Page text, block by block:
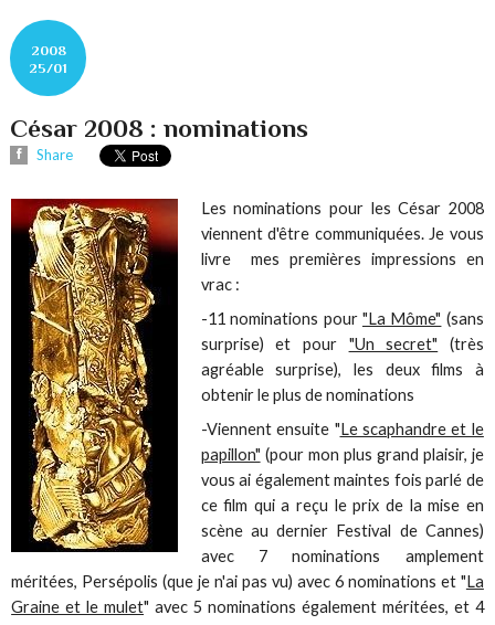
2008
25/01
César 2008 : nominations
Share
Les nominations pour les César 2008
viennent d'être communiquées. Je vous
livre mes premières impressions en
vrac :
-11 nominations pour "La Môme" (sans
surprise) et pour "Un secret" (très
agréable surprise), les deux films à
obtenir le plus de nominations
-Viennent ensuite "Le scaphandre et le
papillon" (pour mon plus grand plaisir, je
vous ai également maintes fois parlé de
ce film qui a reçu le prix de la mise en
scène au dernier Festival de Cannes)
avec 7 nominations amplement
méritées, Persépolis (que je n'ai pas vu) avec 6 nominations et "La
Graine et le mulet" avec 5 nominations également méritées, et 4